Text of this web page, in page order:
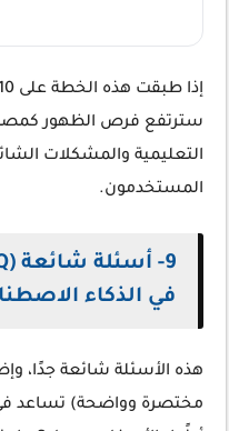
سترتفع فرص الظهور
التعليمية والمشكلات
المستخدمون.
في الذكاء
هذه الأسئلة شائعة جدًا،